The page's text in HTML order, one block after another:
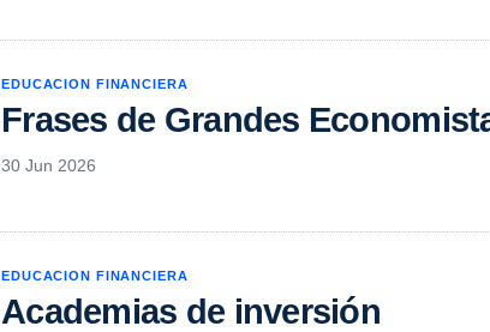
EDUCACION FINANCIERA
Frases de Grandes
30 Jun 2026
EDUCACION FINANCIERA
Academias de inversión